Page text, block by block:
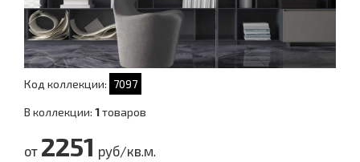
Код коллекции: 7097
В коллекции: 1товаров
от 2251 руб/кв.м.